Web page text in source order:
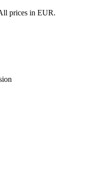
prices in EUR.